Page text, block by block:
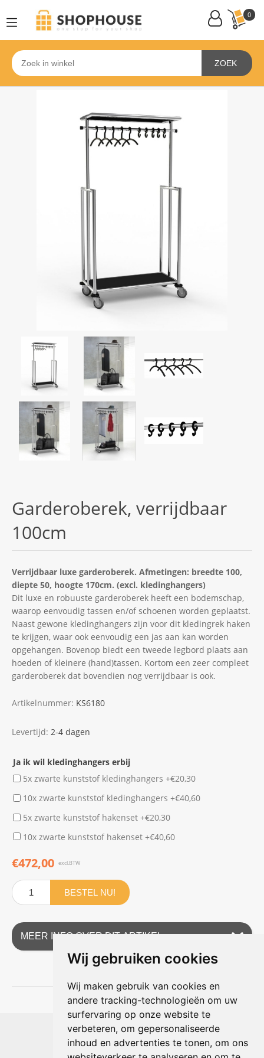
Wij gebruiken cookies
Wij maken gebruik van cookies en
andere tracking-technologieën om uw
surfervaring op onze website te
verbeteren, om gepersonaliseerde
inhoud en advertenties te tonen, om ons
0
ZOEK
Garderoberek, verrijdbaar
100cm
Verrijdbaar luxe garderoberek. Afmetingen: breedte 100,
diepte 50, hoogte 170cm. (excl. kledinghangers)
Dit luxe en robuuste garderoberek heeft een bodemschap,
waarop eenvoudig tassen en/of schoenen worden geplaatst.
Naast gewone kledinghangers zijn voor dit kledingrek haken
te krijgen, waar ook eenvoudig een jas aan kan worden
opgehangen. Bovenop biedt een tweede legbord plaats aan
hoeden of kleinere (hand)tassen. Kortom een zeer compleet
garderoberek dat bovendien nog verrijdbaar is ook.
Artikelnummer: KS6180
Levertijd: 2-4 dagen
Ja ik wil kledinghangers erbij
5x zwarte kunststof kledinghangers +€20,30
10x zwarte kunststof kledinghangers +€40,60
5x zwarte kunststof hakenset +€20,30
10x zwarte kunststof hakenset +€40,60
€472,00 excl.BTW
BESTEL NU!
MEER INFO OVER DIT ARTIKEL
Shophouse online
Max Planckstraat 4
6716 BE Ede, Nederland